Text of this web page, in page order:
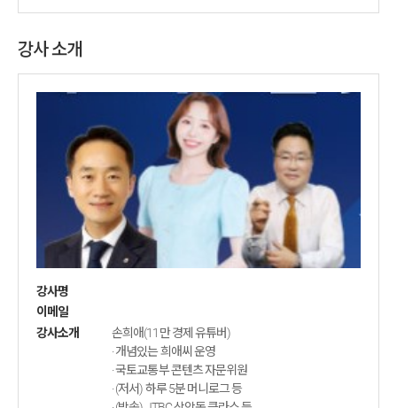
강사 소개
강사명
이메일
강사소개
손희애(11만 경제 유튜버)
· 개념있는 희애씨 운영
· 국토교통부 콘텐츠 자문위원
· (저서) 하루 5분 머니로그 등